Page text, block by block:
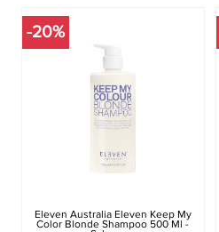
-20%
Eleven Australia Eleven Keep My
Color Blonde Shampoo 500 Ml -